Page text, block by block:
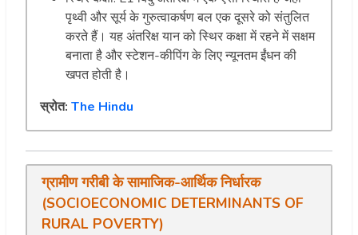
पृथ्वी और सूर्य के गुरुत्वाकर्षण बल एक दूसरे को संतुलित
करते हैं। यह अंतरिक्ष यान को स्थिर कक्षा में रहने में सक्षम
बनाता है और स्टेशन-कीपिंग के लिए न्यूनतम ईंधन की
खपत होती है।
स्रोत: The Hindu
ग्रामीण गरीबी के सामाजिक-आर्थिक निर्धारक
(SOCIOECONOMIC DETERMINANTS OF
RURAL POVERTY)